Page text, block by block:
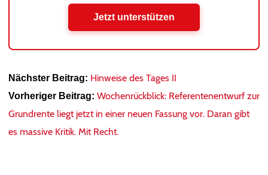
Jetzt unterstützen
Nächster Beitrag: Hinweise des Tages II
Vorheriger Beitrag: Wochenrückblick: Referentenentwurf zur
Grundrente liegt jetzt in einer neuen Fassung vor. Daran gibt
es massive Kritik. Mit Recht.